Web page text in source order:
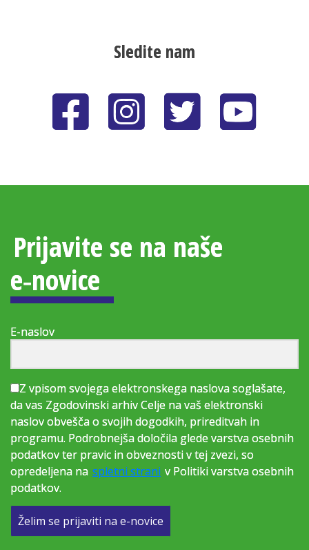
Sledite nam
Prijavite se na naše
e‑novice
E-naslov
Z vpisom svojega elektronskega naslova soglašate,
da vas Zgodovinski arhiv Celje na vaš elektronski
naslov obvešča o svojih dogodkih, prireditvah in
programu. Podrobnejša določila glede varstva osebnih
podatkov ter pravic in obveznosti v tej zvezi, so
opredeljena na spletni strani v Politiki varstva osebnih
podatkov.
Želim se prijaviti na e-novice